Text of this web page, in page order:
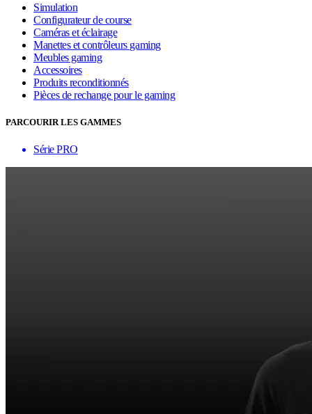
Simulation
Configurateur de course
Caméras et éclairage
Manettes et contrôleurs gaming
Meubles gaming
Accessoires
Produits reconditionnés
Pièces de rechange pour le gaming
PARCOURIR LES GAMMES
Série PRO